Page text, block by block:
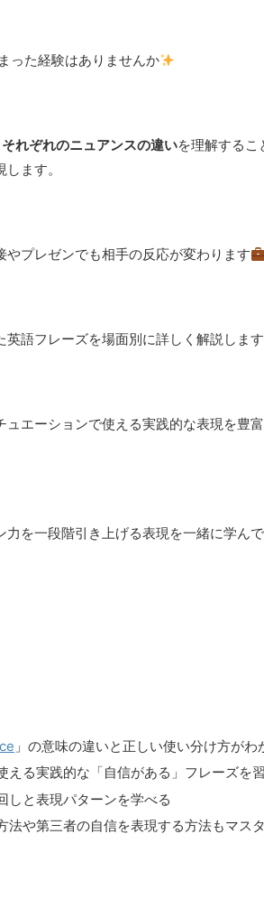
った経験はありませんか
れぞれのニュアンスの違いを理解する
ます。
プレゼンでも相手の反応が変わります
語フレーズを場面別に詳しく解説します
エーションで使える実践的な表現を豊
を一段階引き上げる表現を一緒に学んで
」の意味の違いと正しい使い分け方がわ
える実践的な「自信がある」フレーズを
しと表現パターンを学べる
法や第三者の自信を表現する方法もマス